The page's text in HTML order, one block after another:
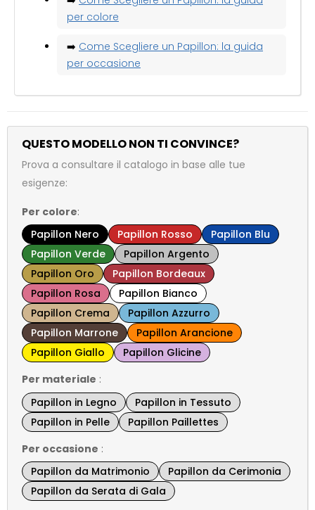
per colore
➡️ Come Scegliere un Papillon: la guida
per occasione
QUESTO MODELLO NON TI CONVINCE?
Prova a consultare il catalogo in base alle tue
esigenze:
Per colore:
Papillon Nero
Papillon Rosso
Papillon Blu
Papillon Verde
Papillon Argento
Papillon Oro
Papillon Bordeaux
Papillon Rosa
Papillon Bianco
Papillon Crema
Papillon Azzurro
Papillon Marrone
Papillon Arancione
Papillon Giallo
Papillon Glicine
Per materiale :
Papillon in Legno
Papillon in Tessuto
Papillon in Pelle
Papillon Paillettes
Per occasione :
Papillon da Matrimonio
Papillon da Cerimonia
Papillon da Serata di Gala